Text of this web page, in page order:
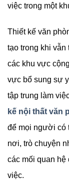
việc trong một
Thiết kế văn
tạo trong khi
các khu vực
vực bổ sung sự
tập trung làm
kế nội thất văn
để mọi người có
nơi, trò chuyện
các mối quan hệ
việc.